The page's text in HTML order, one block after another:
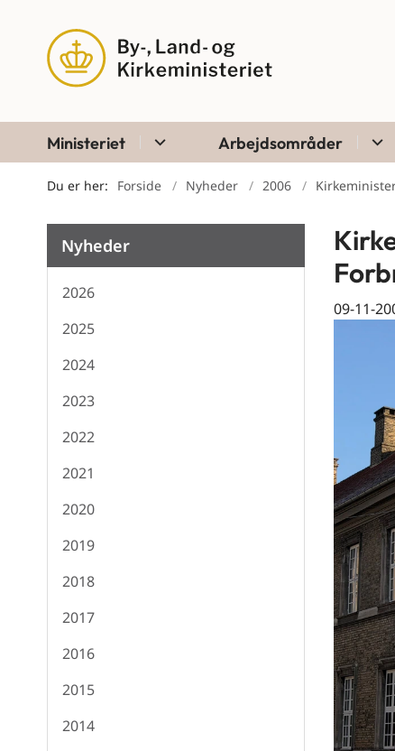
Ministeriet Arbejdsområder
Du er her: Forside Nyheder 2006
Nyheder
2026
2025
2024
2023
2022
2021
2020
2019
2018
2017
2016
2015
2014
09-11-